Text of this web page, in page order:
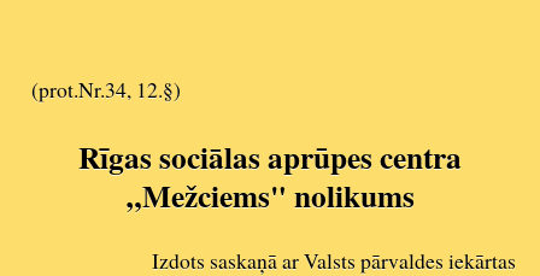
(prot.Nr.34, 12.§)
Rīgas sociālas aprūpes centra
„Mežciems" nolikums
Izdots saskaņā ar Valsts pārvaldes iekārtas